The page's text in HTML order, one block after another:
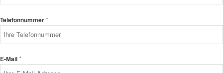
Telefonnummer*
E-Mail*